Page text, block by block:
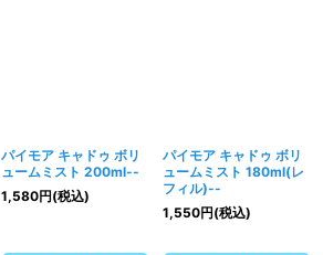
パイモア キャドゥ ボリ
ュームミスト 200ml--
1,580円(税込)
パイモア キャドゥ ボリ
ュームミスト 180ml(レ
フィル)--
1,550円(税込)